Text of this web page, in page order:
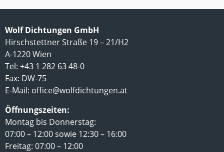
Wolf Dichtungen GmbH
Hirschstettner Straße 19 – 21/H2
A-1220 Wien
Tel: +43 1 282 63 48-0
Fax: DW-75
E-Mail: office@wolfdichtungen.at
Öffnungszeiten:
Montag bis Donnerstag:
07:00 – 12:00 sowie 12:30 – 16:00
Freitag: 07:00 – 12:00